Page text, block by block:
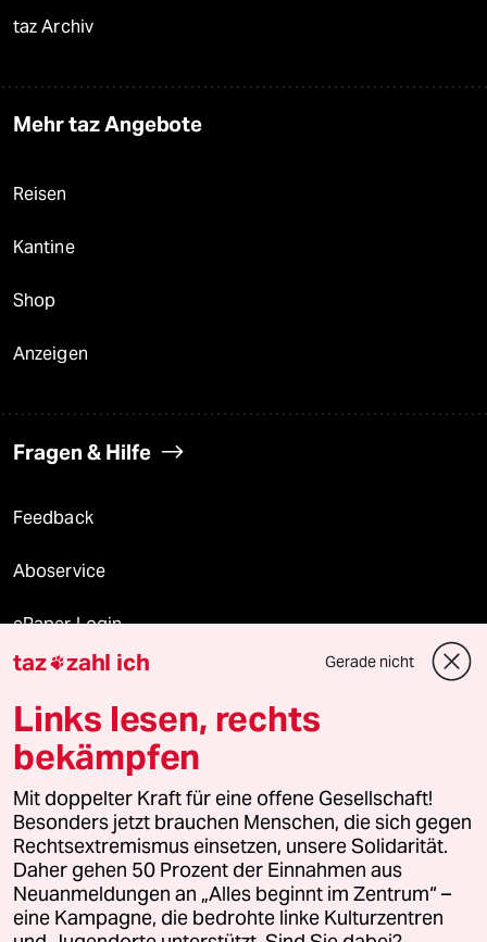
taz Archiv
Mehr taz Angebote
Reisen
Kantine
Shop
Anzeigen
Fragen & Hilfe
Feedback
Aboservice
ePaper Login
Downloads für Abonnierende
© 2026 taz Verlags und Vertriebs GmbH
Alle Rechte vorbehalten. Bei rechtlichen Fragen oder für Genehmigungen
wenden Sie sich bitte an
lizenzen@taz.de
Feedback Redaktionsstatut Kommune-Richtlinien
Leitlinie Informant Datenschutz Impressum AGB
taz zahl ich Gerade nicht
Links lesen, rechts
bekämpfen
Mit doppelter Kraft für eine offene Gesellschaft!
Besonders jetzt brauchen Menschen, die sich gegen
Rechtsextremismus einsetzen, unsere Solidarität.
Daher gehen 50 Prozent der Einnahmen aus
Neuanmeldungen an „Alles beginnt im Zentrum“ –
eine Kampagne, die bedrohte linke Kulturzentren